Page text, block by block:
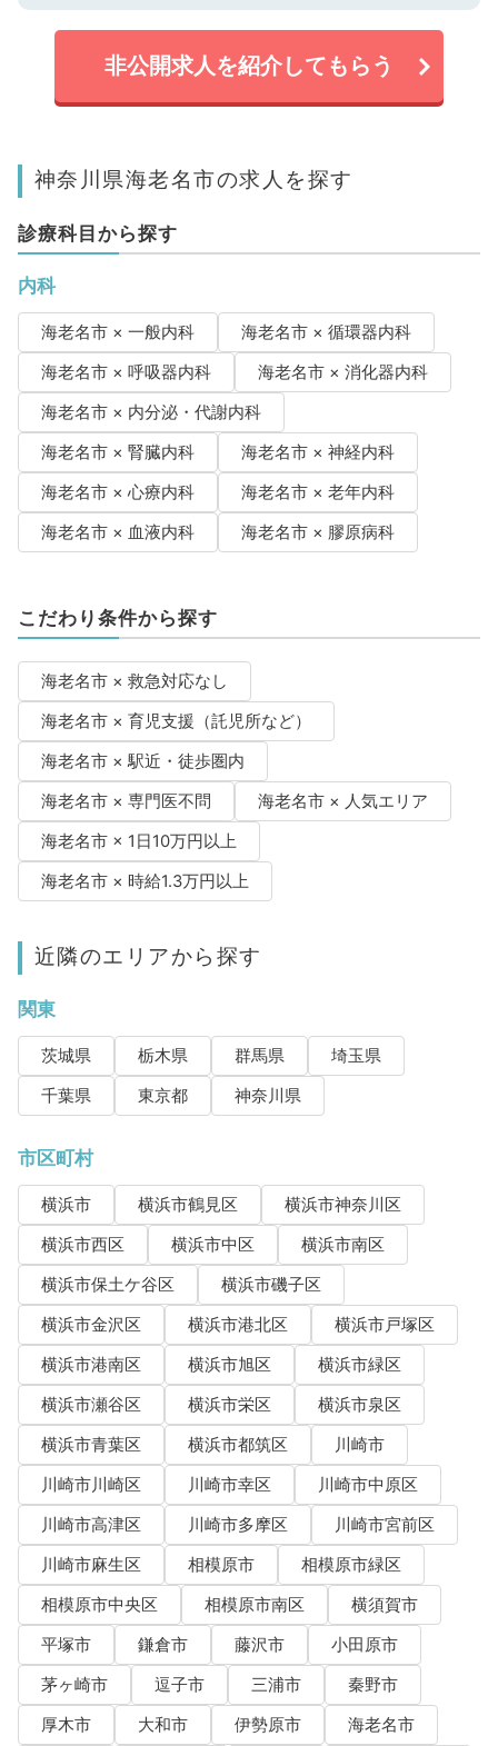
非公開求人を紹介してもらう
神奈川県海老名市の求人を探す
診療科目から探す
内科
海老名市 × 一般内科
海老名市 × 循環器内科
海老名市 × 呼吸器内科
海老名市 × 消化器内科
海老名市 × 内分泌・代謝内科
海老名市 × 腎臓内科
海老名市 × 神経内科
海老名市 × 心療内科
海老名市 × 老年内科
海老名市 × 血液内科
海老名市 × 膠原病科
こだわり条件から探す
海老名市 × 救急対応なし
海老名市 × 育児支援（託児所など）
海老名市 × 駅近・徒歩圏内
海老名市 × 専門医不問
海老名市 × 人気エリア
海老名市 × 1日10万円以上
海老名市 × 時給1.3万円以上
近隣のエリアから探す
関東
茨城県 栃木県 群馬県
埼玉県
千葉県
東京都 神奈川県
市区町村
横浜市 横浜市鶴見区
横浜市神奈川区
横浜市西区
横浜市中区
横浜市南区
横浜市保土ケ谷区
横浜市磯子区
横浜市金沢区
横浜市港北区
横浜市戸塚区
横浜市港南区
横浜市旭区
横浜市緑区
横浜市瀬谷区
横浜市栄区
横浜市泉区
横浜市青葉区
横浜市都筑区
川崎市
川崎市川崎区
川崎市幸区
川崎市中原区
川崎市高津区
川崎市多摩区
川崎市宮前区
川崎市麻生区
相模原市
相模原市緑区
相模原市中央区
相模原市南区
横須賀市
平塚市
鎌倉市 藤沢市
小田原市
茅ヶ崎市
逗子市 三浦市
秦野市
厚木市
大和市 伊勢原市
海老名市